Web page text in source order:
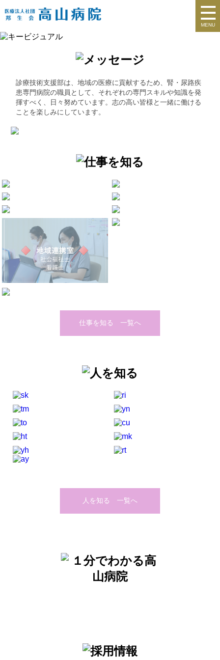
MENU
診療技術支援部は、地域の医療に貢献するため、腎・尿路疾
患専門病院の職員として、それぞれの専門スキルや知識を発
揮すべく、日々努めています。志の高い皆様と一緒に働ける
ことを楽しみにしています。
仕事を知る 一覧へ
人を知る 一覧へ